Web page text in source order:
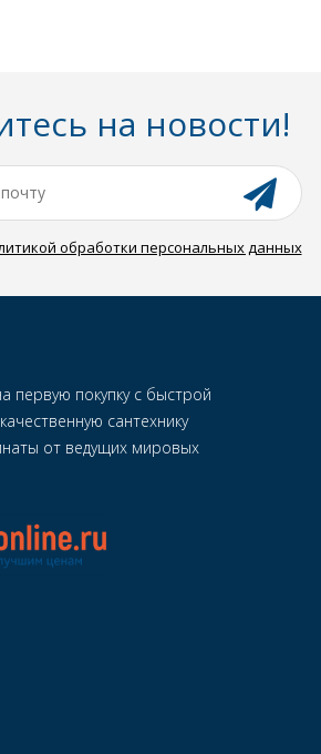
на новости!
обработки персональных данных
первую покупку с быстрой
сантехнику
от ведущих мировых